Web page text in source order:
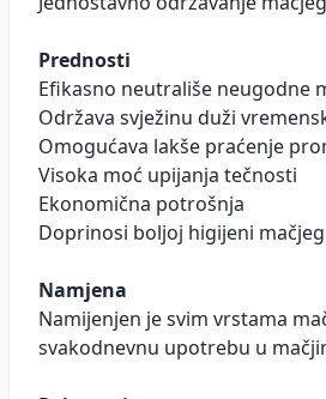
Prednosti
Efikasno neutrališe neugodne
Održava svježinu duži
Omogućava lakše praćenje
Visoka moć upijanja tečnosti
Ekonomična potrošnja
Doprinosi boljoj higijeni
Namjena
Namijenjen je svim vrstama
svakodnevnu upotrebu u